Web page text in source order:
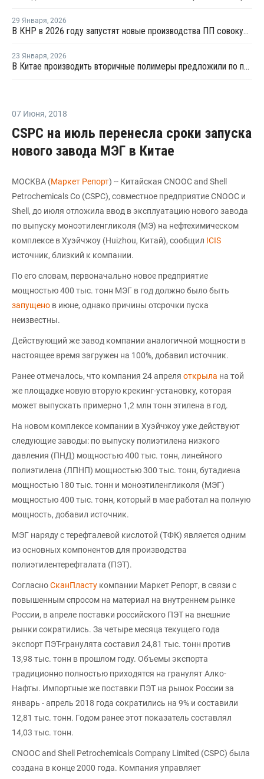
29 Января, 2026
В КНР в 2026 году запустят новые производства ПП совокупной мощностью 4,9 млн тонн
23 Января, 2026
В Китае производить вторичные полимеры предложили по принципу конструкторов LEGO
07 Июня, 2018
CSPC на июль перенесла сроки запуска
нового завода МЭГ в Китае
МОСКВА (Маркет Репорт) -- Китайская CNOOC and Shell
Petrochemicals Co (CSPC), совместное предприятие CNOOC и
Shell, до июля отложила ввод в эксплуатацию нового завода
по выпуску моноэтиленгликоля (МЭ) на нефтехимическом
комплексе в Хуэйчжоу (Huizhou, Китай), сообщил ICIS
источник, близкий к компании.
По его словам, первоначально новое предприятие
мощностью 400 тыс. тонн МЭГ в год должно было быть
запущено в июне, однако причины отсрочки пуска
неизвестны.
Действующий же завод компании аналогичной мощности в
настоящее время загружен на 100%, добавил источник.
Ранее отмечалось, что компания 24 апреля открыла на той
же площадке новую вторую крекинг-установку, которая
может выпускать примерно 1,2 млн тонн этилена в год.
На новом комплексе компании в Хуэйчжоу уже действуют
следующие заводы: по выпуску полиэтилена низкого
давления (ПНД) мощностью 400 тыс. тонн, линейного
полиэтилена (ЛПНП) мощностью 300 тыс. тонн, бутадиена
мощностью 180 тыс. тонн и моноэтиленгликоля (МЭГ)
мощностью 400 тыс. тонн, который в мае работал на полную
мощность, добавил источник.
МЭГ наряду с терефталевой кислотой (ТФК) является одним
из основных компонентов для производства
полиэтилентерефталата (ПЭТ).
СогласноСканПласту компании Маркет Репорт, в связи с
повышенным спросом на материал на внутреннем рынке
России, в апреле поставки российского ПЭТ на внешние
рынки сократились. За четыре месяца текущего года
экспорт ПЭТ-гранулята составил 24,81 тыс. тонн против
13,98 тыс. тонн в прошлом году. Объемы экспорта
традиционно полностью приходятся на гранулят Алко-
Нафты. Импортные же поставки ПЭТ на рынок России за
январь - апрель 2018 года сократились на 9% и составили
12,81 тыс. тонн. Годом ранее этот показатель составлял
14,03 тыс. тонн.
CNOOC and Shell Petrochemicals Company Limited (CSPC) была
создана в конце 2000 года. Компания управляет